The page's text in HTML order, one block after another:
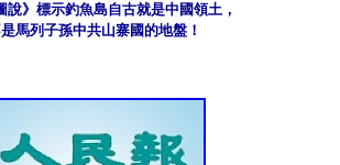
說》標示釣魚島自古就是中國領土，
馬列子孫中共山寨國的地盤！